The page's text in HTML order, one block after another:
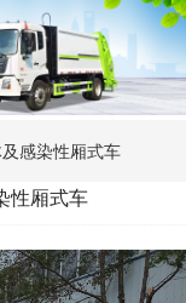
感染性厢式车
性厢式车